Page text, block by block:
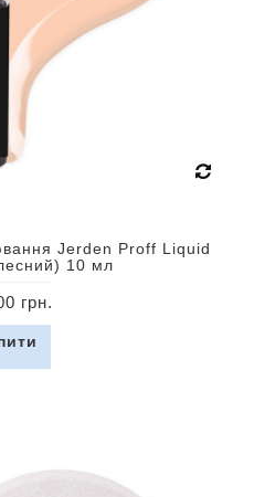
Jerden Proff Liquid
10 мл
грн.